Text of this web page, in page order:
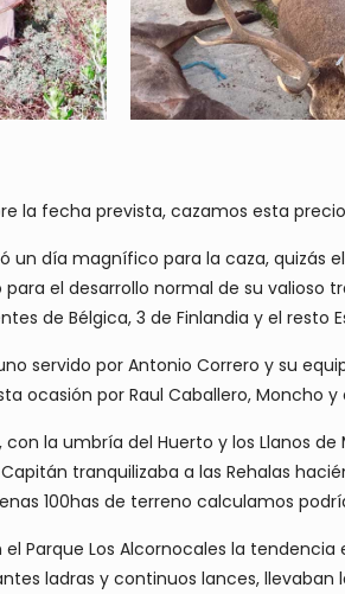
la fecha prevista, cazamos esta
un día magnífico para la caza,
el desarrollo normal de su valioso
de Bélgica, 3 de Finlandia y el resto
servido por Antonio Correro y su
ocasión por Raul Caballero, Moncho
la umbría del Huerto y los Llanos
tranquilizaba a las Rehalas
100has de terreno calculamos
Parque Los Alcornocales la
ladras y continuos lances, llevaban